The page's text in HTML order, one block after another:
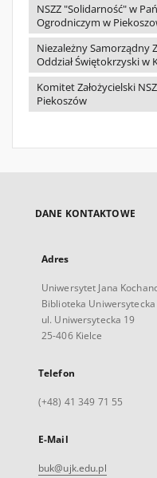
NSZZ "Solidarność" w
Ogrodniczym w
Niezależny Samorządny
Oddział Świętokrzyski w
Komitet Założycielski
Piekoszów
DANE KONTAKTOWE
Adres
Uniwersytet Jana
Biblioteka Uniwersytecka
ul. Uniwersytecka 19
25-406 Kielce
Telefon
(+48) 41 349 71 55
E-Mail
buk@ujk.edu.pl